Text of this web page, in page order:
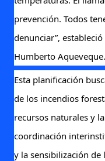
prevención. Todos
denunciar”,
Humberto Aqueveque.
Esta planificación
de los incendios
recursos naturales y
coordinación
y la sensibilización de